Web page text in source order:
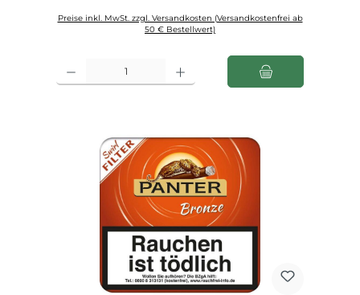
Preise inkl. MwSt. zzgl. Versandkosten (Versandkostenfrei ab
50 € Bestellwert)
Produkt Anzahl: Gib den gewünschten Wert ein oder benutze die